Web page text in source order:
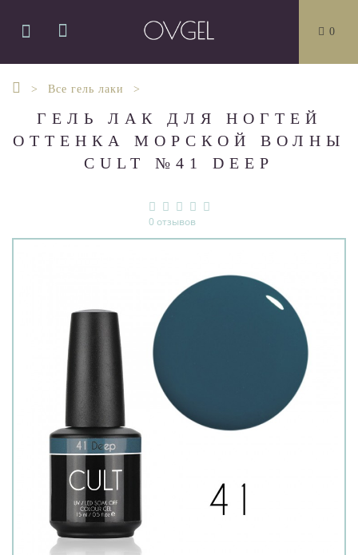
0
Все гель лаки
ГЕЛЬ ЛАК ДЛЯ НОГТЕЙ
ОТТЕНКА МОРСКОЙ ВОЛНЫ
CULT №41 DEEP
0 отзывов